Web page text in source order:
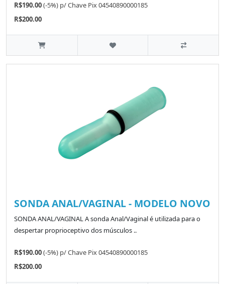
R$190.00(-5%) p/Chave Pix 04540890000185
R$200.00
SONDA ANAL/VAGINAL - MODELO NOVO
SONDA ANAL/VAGINAL A sonda Anal/Vaginal é utilizada para o
despertar proprioceptivo dos músculos ..
R$190.00(-5%) p/Chave Pix 04540890000185
R$200.00